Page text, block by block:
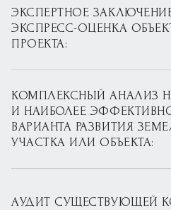
ЭКСПЕРТНОЕ
ЭКСПРЕСС-ОЦЕНКА
ПРОЕКТА:
КОМПЛЕКСНЫЙ АНАЛИЗ
И НАИБОЛЕЕ
ВАРИАНТА РАЗВИТИЯ
УЧАСТКА ИЛИ ОБЪЕКТА:
АУДИТ СУЩЕСТВУЮЩЕЙ